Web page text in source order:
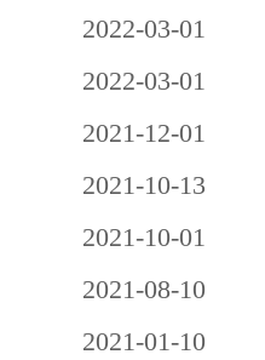
2022-03-01
2022-03-01
2021-12-01
2021-10-13
2021-10-01
2021-08-10
2021-01-10